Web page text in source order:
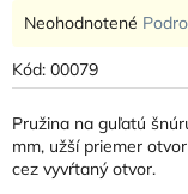
Kód: 00079
Pružina na guľatú
mm, užší priemer
cez vyvŕtaný otvor.
Priemerné
produktu
je
0,0
z
5
hviezdičiek.
Neohodnotené